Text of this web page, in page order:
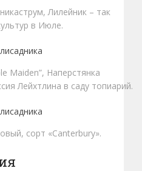
Лилейник – так
в Июле.
Maiden”, Наперстянка
Лейхтлина в саду топиарий.
сорт «Canterbury».